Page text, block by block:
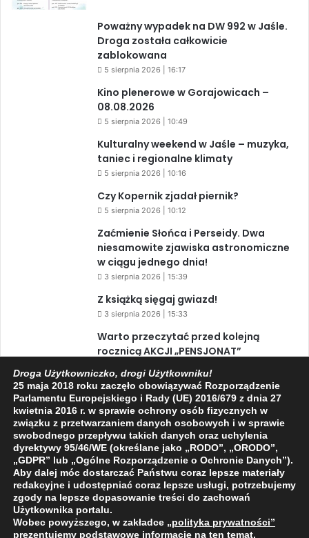
Poważny wypadek na DW 992 w Jaśle.
Droga została całkowicie
zablokowana
5 sierpnia 2026 | 16:17
Kino plenerowe w Gorajowicach –
08.08.2026
5 sierpnia 2026 | 10:49
Kulturalny weekend w Jaśle – muzyka,
taniec i regionalne klimaty
5 sierpnia 2026 | 10:16
Czy Kopernik zjadał piernik?
5 sierpnia 2026 | 10:12
Zaćmienie Słońca i Perseidy. Dwa
niesamowite zjawiska astronomiczne
w ciągu jednego dnia!
3 sierpnia 2026 | 15:39
Z książką sięgaj gwiazd!
3 sierpnia 2026 | 15:33
Warto przeczytać przed kolejną
rocznicą AKCJI „PENSJONAT”
XIV Jasielski Marsz Wolności
31 lipca 2026 | 11:44
Facebook
X YouTube
2009 - 2026 © Wszelkie prawa zastrzeżone
Droga Użytkowniczko, drogi Użytkowniku!
25 maja 2018 roku zaczęło obowiązywać Rozporządzenie
Parlamentu Europejskiego i Rady (UE) 2016/679 z dnia 27
kwietnia 2016 r. w sprawie ochrony osób fizycznych w
związku z przetwarzaniem danych osobowych i w sprawie
swobodnego przepływu takich danych oraz uchylenia
dyrektywy 95/46/WE (określane jako „RODO”, „ORODO”,
„GDPR” lub „Ogólne Rozporządzenie o Ochronie Danych”).
Aby dalej móc dostarczać Państwu coraz lepsze materiały
redakcyjne i udostępniać coraz lepsze usługi, potrzebujemy
zgody na lepsze dopasowanie treści do zachowań
Użytkownika portalu.
Wobec powyższego, w zakładce „polityka prywatności”
prezentujemy podstawowe informacje na ten temat.